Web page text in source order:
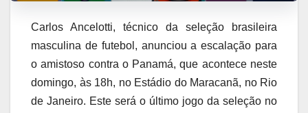
Carlos Ancelotti, técnico da seleção brasileira
masculina de futebol, anunciou a escalação para
o amistoso contra o Panamá, que acontece neste
domingo, às 18h, no Estádio do Maracanã, no Rio
de Janeiro. Este será o último jogo da seleção no